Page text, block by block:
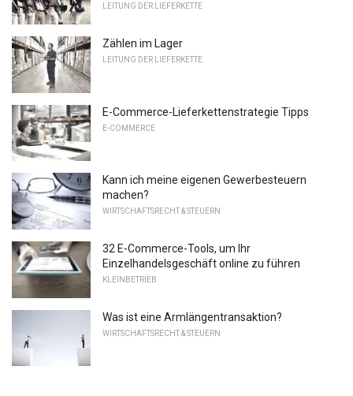
LEITUNG DER LIEFERKETTE
Zählen im Lager
LEITUNG DER LIEFERKETTE
E-Commerce-Lieferkettenstrategie Tipps
E-COMMERCE
Kann ich meine eigenen Gewerbesteuern
machen?
WIRTSCHAFTSRECHT & STEUERN
32 E-Commerce-Tools, um Ihr
Einzelhandelsgeschäft online zu führen
KLEINBETRIEB
Was ist eine Armlängentransaktion?
WIRTSCHAFTSRECHT & STEUERN